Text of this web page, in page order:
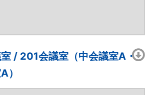
/ 201会議室（中会議室A・
）